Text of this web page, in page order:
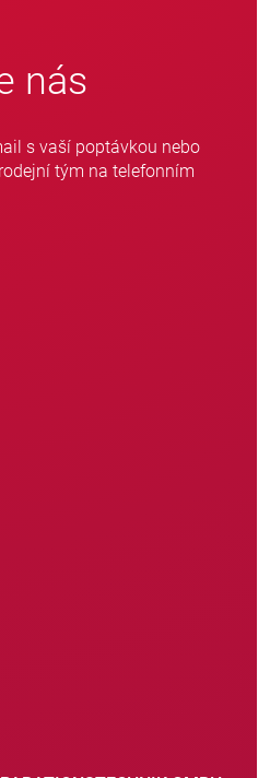
nás
s vaší poptávkou nebo
tým na telefonním